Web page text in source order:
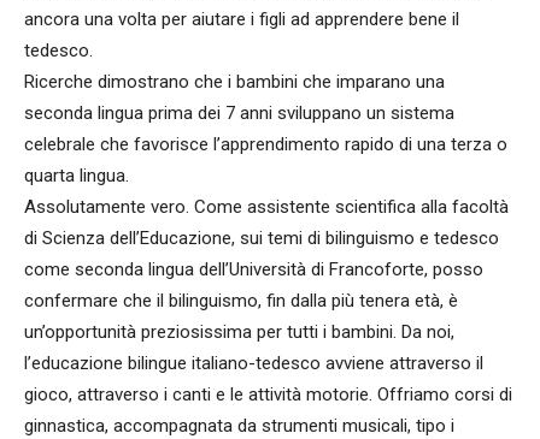
ancora una volta per aiutare i figli ad apprendere bene il
tedesco.
Ricerche dimostrano che i bambini che imparano una
seconda lingua prima dei 7 anni sviluppano un sistema
celebrale che favorisce l’apprendimento rapido di una terza o
quarta lingua.
Assolutamente vero. Come assistente scientifica alla facoltà
di Scienza dell’Educazione, sui temi di bilinguismo e tedesco
come seconda lingua dell’Università di Francoforte, posso
confermare che il bilinguismo, fin dalla più tenera età, è
un’opportunità preziosissima per tutti i bambini. Da noi,
l’educazione bilingue italiano-tedesco avviene attraverso il
gioco, attraverso i canti e le attività motorie. Offriamo corsi di
ginnastica, accompagnata da strumenti musicali, tipo i